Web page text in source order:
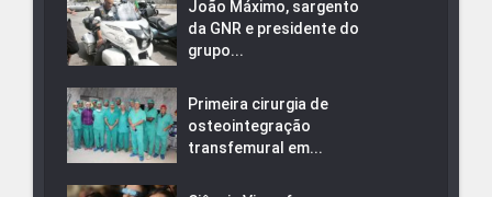
João Máximo, sargento
da GNR e presidente do
grupo...
Primeira cirurgia de
osteointegração
transfemural em...